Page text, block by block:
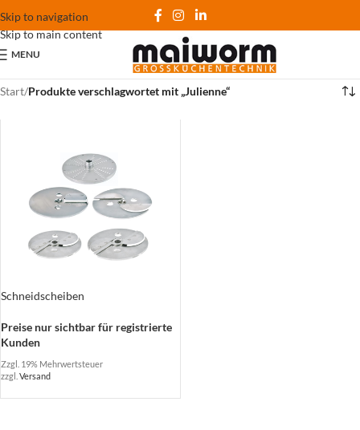
Skip to navigation
Skip to main content
MENU
Start/Produkte verschlagwortet mit „Julienne“
Schneidscheiben
Preise nur sichtbar für registrierte
Kunden
Zzgl. 19% Mehrwertsteuer
zzgl. Versand